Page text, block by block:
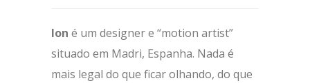
Ion é um designer e “motion artist”
situado em Madri, Espanha. Nada é
mais legal do que ficar olhando, do que